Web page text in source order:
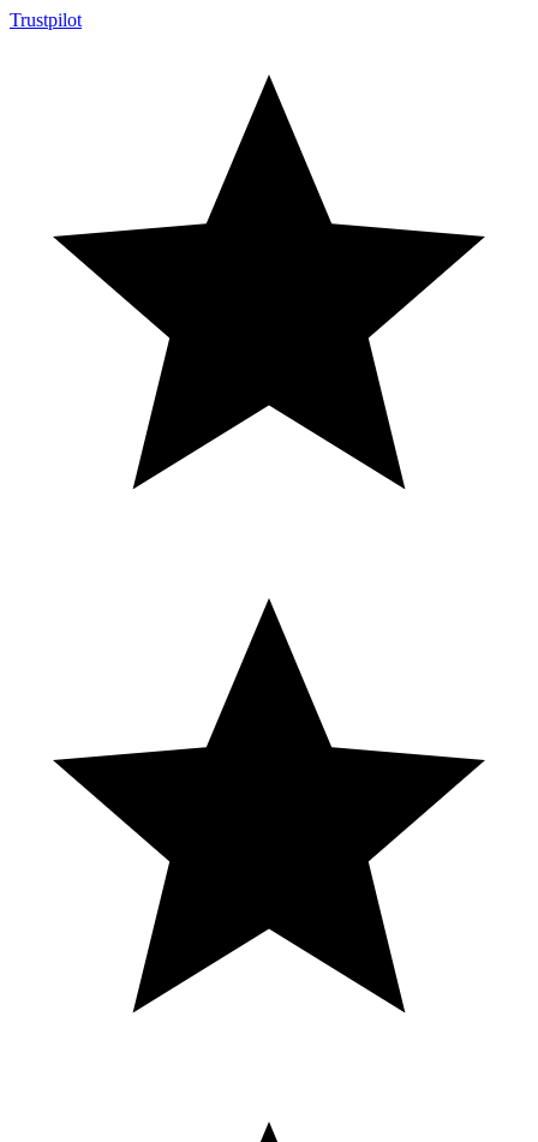
Trustpilot